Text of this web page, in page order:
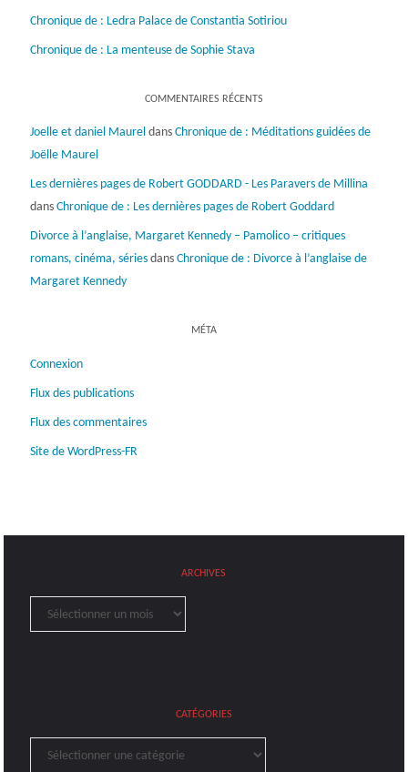
Chronique de : Ledra Palace de Constantia Sotiriou
Chronique de : La menteuse de Sophie Stava
COMMENTAIRES RÉCENTS
Joelle et daniel Maureldans Chronique de : Méditations guidées de
Joëlle Maurel
Les dernières pages de Robert GODDARD - Les Paravers de Millina
dans Chronique de : Les dernières pages de Robert Goddard
Divorce à l’anglaise, Margaret Kennedy – Pamolico – critiques
romans, cinéma, sériesdans Chronique de : Divorce à l’anglaise de
Margaret Kennedy
MÉTA
Connexion
Flux des publications
Flux des commentaires
Site de WordPress-FR
ARCHIVES
Archives
CATÉGORIES
Catégories